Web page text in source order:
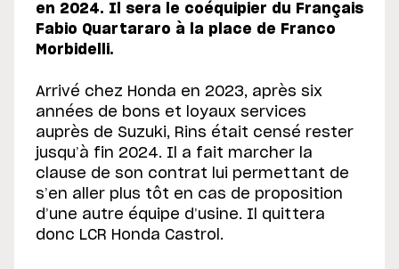
en 2024. Il sera le coéquipier du Français
Fabio Quartararo à la place de Franco
Morbidelli.
Arrivé chez Honda en 2023, après six
années de bons et loyaux services
auprès de Suzuki, Rins était censé rester
jusqu’à fin 2024. Il a fait marcher la
clause de son contrat lui permettant de
s’en aller plus tôt en cas de proposition
d’une autre équipe d’usine. Il quittera
donc LCR Honda Castrol.